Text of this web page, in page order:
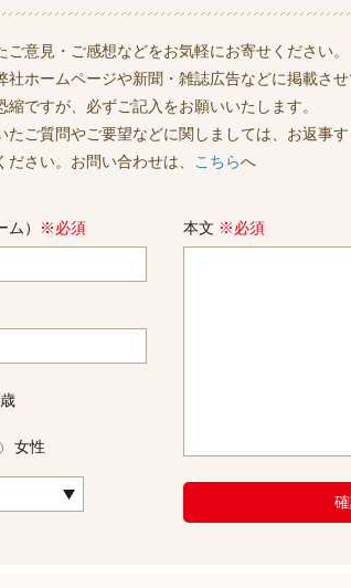
意見・ご感想などをお気軽にお寄せください。
社ホームページや新聞・雑誌広告などに掲載させ
ですが、必ずご記入をお願いいたします。
ご質問やご要望などに関しましては、お返事す
さい。お問い合わせは、
こちらへ
） ※必須
歳
女性
本文 ※必須